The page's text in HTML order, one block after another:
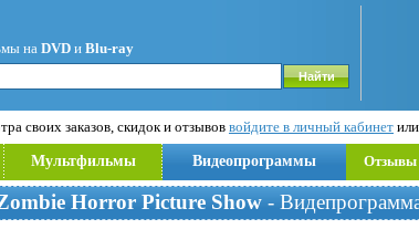
на DVD и Blu-ray
своих заказов, скидок и отзывов войдите в личный кабинет или
Мультфильмы Видеопрограммы Отзывы
Horror Picture Show -